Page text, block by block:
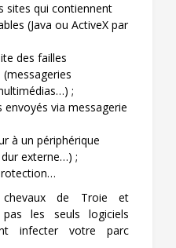
sites qui contiennent
(Java ou ActiveX par
des failles
(messageries
;
via messagerie
à un périphérique
externe…) ;
chevaux de Troie et
les seuls logiciels
infecter votre parc